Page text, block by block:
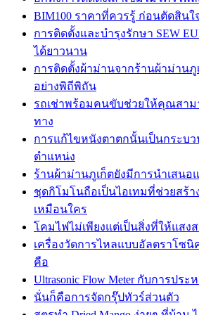
BIM100 ราคาที่ควรรู้ ก่อนตัดสิน
การติดตั้งและบำรุงรักษา SEW
ได้ยาวนาน
การติดตั้งผ้าม่านจากร้านผ้าม่าน
อย่างพิถีพิถัน
รถเช่าพร้อมคนขับช่วยให้คุณสาม
ทาง
การแก้ไขหนังตาตกนั้นเป็นกระบ
ตำแหน่ง
ร้านผ้าม่านภูเก็ตยังมีการนำเสน
ชุดกิโมโนถือเป็นไอเทมที่ช่วยสร้
เหมือนใคร
โคมไฟไม่เพียงแต่เป็นสิ่งที่ให้แสง
เครื่องวัดการไหลแบบอัลตราโซนิ
คือ
Ultrasonic Flow Meter กับการปร
นั่นก็คือการจัดกรุ๊ปทัวร์ส่วนตัว